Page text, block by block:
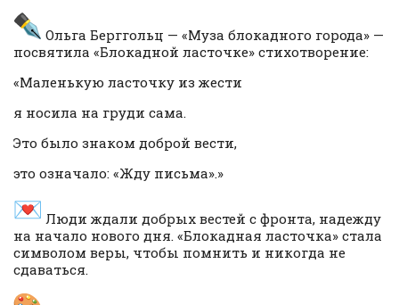
Ольга Берггольц — «Муза блокадного города» —
посвятила «Блокадной ласточке» стихотворение:
«Маленькую ласточку из жести
я носила на груди сама.
Это было знаком доброй вести,
это означало: «Жду письма».»
Люди ждали добрых вестей с фронта, надежду
на начало нового дня. «Блокадная ласточка» стала
символом веры, чтобы помнить и никогда не
сдаваться.